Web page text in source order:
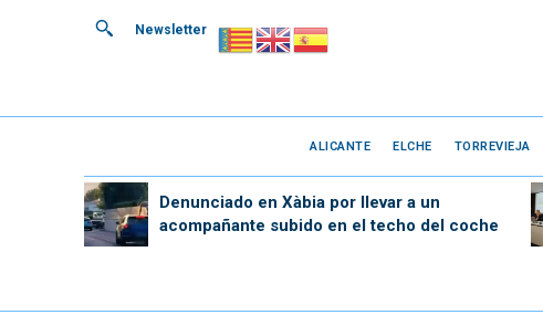
Newsletter
ALICANTE ELCHE TORREVIEJA
Denunciado en Xàbia por llevar a un
acompañante subido en el techo del coche